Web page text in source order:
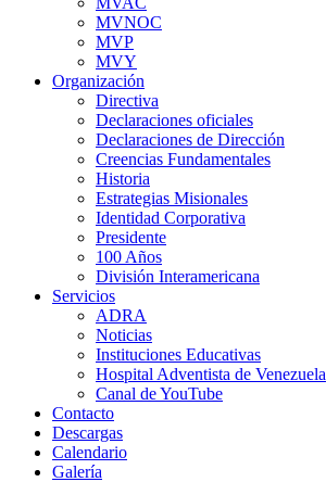
MVNOC
MVP
MVY
Organización
Directiva
Declaraciones oficiales
Declaraciones de Dirección
Creencias Fundamentales
Historia
Estrategias Misionales
Identidad Corporativa
Presidente
100 Años
División Interamericana
Servicios
ADRA
Noticias
Instituciones Educativas
Hospital Adventista de Venezuela
Canal de YouTube
Contacto
Descargas
Calendario
Galería